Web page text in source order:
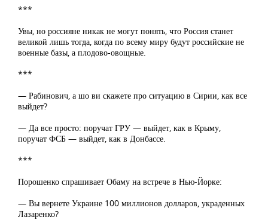
***
Увы, но россияне никак не могут понять, что Россия станет
великой лишь тогда, когда по всему миру будут российские не
военные базы, а плодово-овощные.
***
— Рабинович, а шо ви скажете про ситуацию в Сирии, как все
выйдет?
— Да все просто: поручат ГРУ — выйдет, как в Крыму,
поручат ФСБ — выйдет, как в Донбассе.
***
Порошенко спрашивает Обаму на встрече в Нью-Йорке:
— Вы вернете Украине 100 миллионов долларов, украденных
Лазаренко?